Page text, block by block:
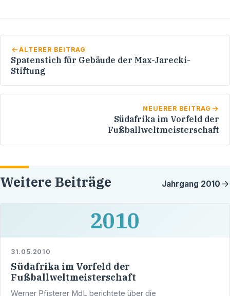
ÄLTERER BEITRAG
Spatenstich für Gebäude der Max-Jarecki-
Stiftung
NEUERER BEITRAG
Südafrika im Vorfeld der
Fußballweltmeisterschaft
Weitere Beiträge Jahrgang 2010
2010
31.05.2010
Südafrika im Vorfeld der
Fußballweltmeisterschaft
Werner Pfisterer MdL berichtete über die